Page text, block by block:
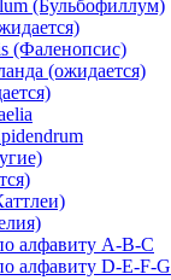
(Бульбофиллум)
(Фаленопсис)
(ожидается)
алфавиту A-B-C
алфавиту D-E-F-G